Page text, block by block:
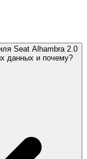
Seat Alhambra 2.0
данных и почему?